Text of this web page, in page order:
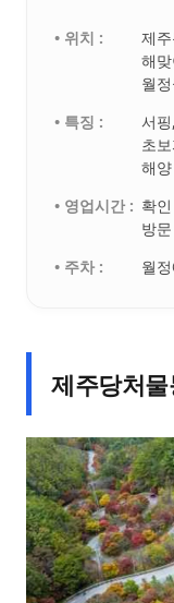
• 위치 :
제
해
월
• 특징 :
서
초
해
• 영업시간 : 확
방
• 주차 :
월
제주당처